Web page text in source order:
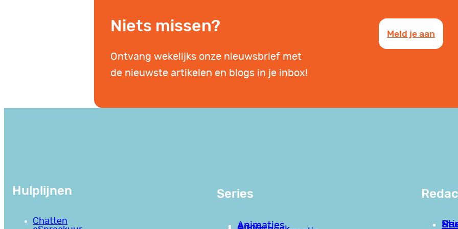
Niets missen?
Ontvang wekelijks onze nieuwsbrief met
de nieuwste artikelen en blogs in je inbox!
Meld je aan
Hulplijnen
Chatten
Series
Animaties